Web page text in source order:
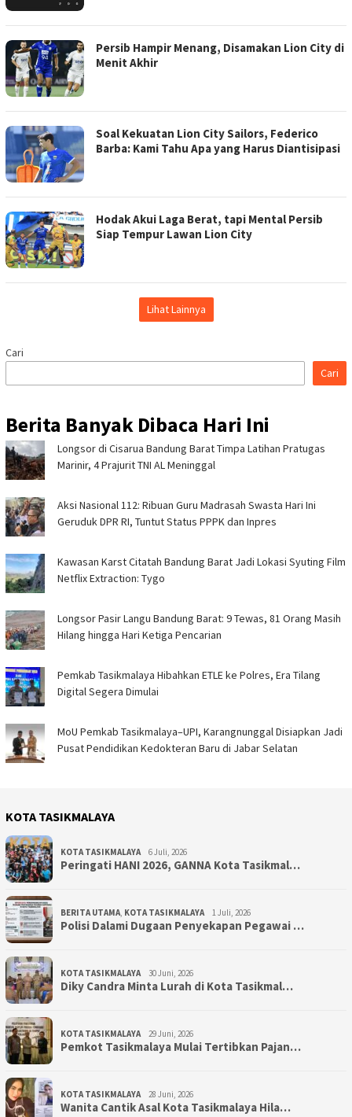
Persib Hampir Menang, Disamakan Lion City di
Menit Akhir
Soal Kekuatan Lion City Sailors, Federico
Barba: Kami Tahu Apa yang Harus Diantisipasi
Hodak Akui Laga Berat, tapi Mental Persib
Siap Tempur Lawan Lion City
Lihat Lainnya
Cari
Cari
Berita Banyak Dibaca Hari Ini
Longsor di Cisarua Bandung Barat Timpa Latihan Pra­tugas
Marinir, 4 Prajurit TNI AL Meninggal
Aksi Nasional 112: Ribuan Guru Madrasah Swasta Hari Ini
Geruduk DPR RI, Tuntut Status PPPK dan Inpres
Kawasan Karst Citatah Bandung Barat Jadi Lokasi Syuting Film
Netflix Extraction: Tygo
Longsor Pasir Langu Bandung Barat: 9 Tewas, 81 Orang Masih
Hilang hingga Hari Ketiga Pencarian
Pemkab Tasikmalaya Hibahkan ETLE ke Polres, Era Tilang
Digital Segera Dimulai
MoU Pemkab Tasikmalaya–UPI, Karangnunggal Disiapkan Jadi
Pusat Pendidikan Kedokteran Baru di Jabar Selatan
KOTA TASIKMALAYA
KOTA TASIKMALAYA 6 Juli, 2026
Peringati HANI 2026, GANNA Kota Tasikmal…
BERITA UTAMA, KOTA TASIKMALAYA 1 Juli, 2026
Polisi Dalami Dugaan Penyekapan Pegawai …
KOTA TASIKMALAYA 30 Juni, 2026
Diky Candra Minta Lurah di Kota Tasikmal…
KOTA TASIKMALAYA 29 Juni, 2026
Pemkot Tasikmalaya Mulai Tertibkan Pajan…
KOTA TASIKMALAYA 28 Juni, 2026
Wanita Cantik Asal Kota Tasikmalaya Hila…